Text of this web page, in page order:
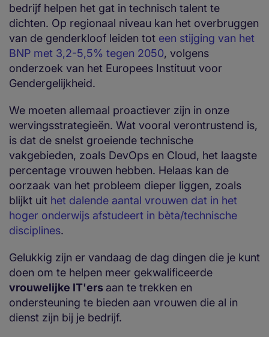
bedrijf helpen het gat in technisch talent te
dichten. Op regionaal niveau kan het overbruggen
van de genderkloof leiden tot een stijging van het
BNP met 3,2-5,5% tegen 2050, volgens
onderzoek van het Europees Instituut voor
Gendergelijkheid.
We moeten allemaal proactiever zijn in onze
wervingsstrategieën. Wat vooral verontrustend is,
is dat de snelst groeiende technische
vakgebieden, zoals DevOps en Cloud, het laagste
percentage vrouwen hebben. Helaas kan de
oorzaak van het probleem dieper liggen, zoals
blijkt uit het dalende aantal vrouwen dat in het
hoger onderwijs afstudeert in bèta/technische
disciplines.
Gelukkig zijn er vandaag de dag dingen die je kunt
doen om te helpen meer gekwalificeerde
vrouwelijke IT'ers aan te trekken en
ondersteuning te bieden aan vrouwen die al in
dienst zijn bij je bedrijf.